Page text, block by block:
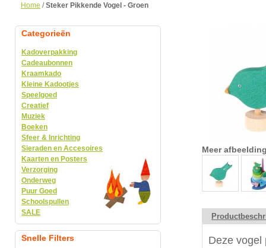
Home /Steker Pikkende Vogel - Groen
Meer
Deze vogel
Categorieën
Kadoverpakking
Cadeaubonnen
Kraamkado
Kleine Kadootjes
Speelgoed
Creatief
Muziek
Boeken
Sfeer & Inrichting
Sieraden en Accesoires
Kaarten en Posters
Verzorging
Onderweg
Puur Goed
Schoolspullen
SALE
Snelle Filters